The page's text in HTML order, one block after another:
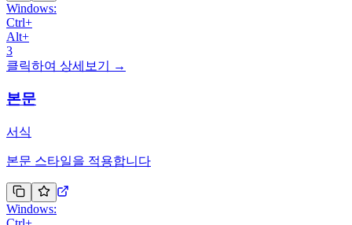
Windows:
Ctrl+
Alt+
3
클릭하여 상세보기 →
본문
서식
본문 스타일을 적용합니다
Windows: